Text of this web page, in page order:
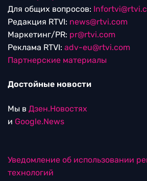
Для общих вопросов:
Редакция RTVI: news@rtvi.com
Маркетинг/PR: pr@rtvi.com
Реклама RTVI: adv-eu@rtvi.com
Партнерские материалы
Достойные новости
Мы в Дзен.Новостях
и Google.News
Уведомление об использовании
технологий